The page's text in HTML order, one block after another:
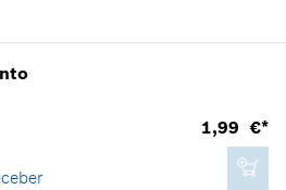
preço não vinculativa do
IVA
sobressalentes
1,99 €*